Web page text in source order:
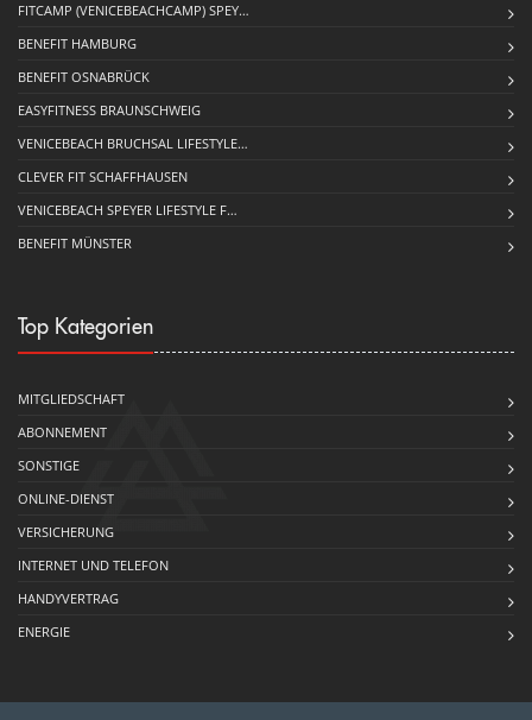
FITCAMP (VENICEBEACHCAMP) SPEY…
BENEFIT HAMBURG
BENEFIT OSNABRÜCK
EASYFITNESS BRAUNSCHWEIG
VENICEBEACH BRUCHSAL LIFESTYLE…
CLEVER FIT SCHAFFHAUSEN
VENICEBEACH SPEYER LIFESTYLE F…
BENEFIT MÜNSTER
Top Kategorien
MITGLIEDSCHAFT
ABONNEMENT
SONSTIGE
ONLINE-DIENST
VERSICHERUNG
INTERNET UND TELEFON
HANDYVERTRAG
ENERGIE